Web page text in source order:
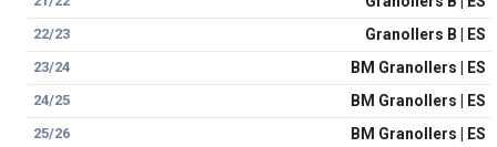
22/23 Granollers B | ES
23/24 BM Granollers | ES
24/25 BM Granollers | ES
25/26 BM Granollers | ES